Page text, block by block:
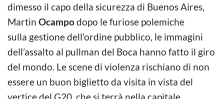
dimesso il capo della sicurezza di Buenos Aires,
Martin Ocampodopo le furiose polemiche
sulla gestione dell’ordine pubblico, le immagini
dell’assalto al pullman del Boca hanno fatto il giro
del mondo. Le scene di violenza rischiano di non
essere un buon biglietto da visita in vista del
vertice del G20, che si terrà nella capitale